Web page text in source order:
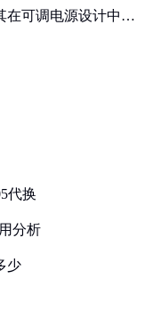
在可调电源设计中的
代换
分析
少